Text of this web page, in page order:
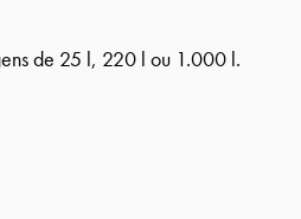
de 25 l, 220 l ou 1.000 l.